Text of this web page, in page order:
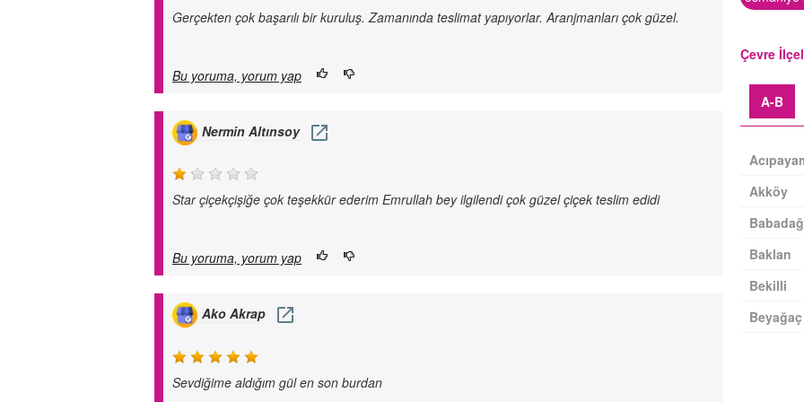
Gerçekten çok başarılı bir kuruluş. Zamanında teslimat yapıyorlar. Aranjmanları çok güzel.
Bu yoruma, yorum yap
Nermin Altınsoy
Star çiçekçişiğe çok teşekkür ederim Emrullah bey ilgilendi çok güzel çiçek teslim edidi
Bu yoruma, yorum yap
Ako Akrap
Sevdiğime aldığım gül en son burdan
Çevre
A-B
Akköy
Babadağ
Baklan
Bekilli
Beyağaç